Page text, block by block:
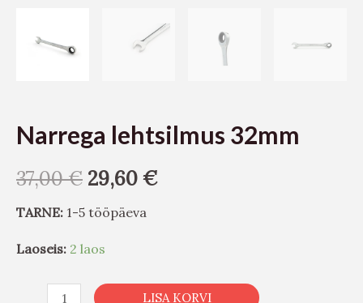
Narrega lehtsilmus 32mm
37,00€ 29,60€
TARNE: 1-5 tööpäeva
Laoseis: 2 laos
LISA KORVI